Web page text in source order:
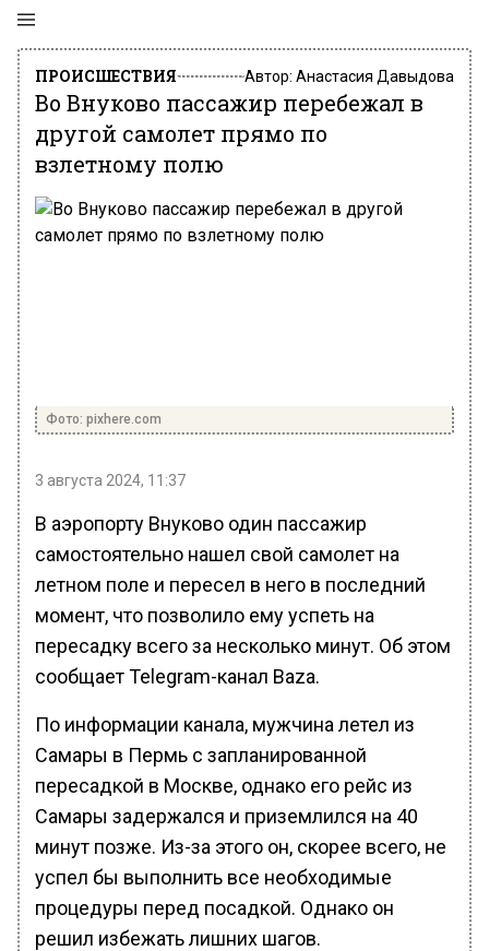
ПРОИСШЕСТВИЯ Автор: Анастасия Давыдова
Во Внуково пассажир перебежал в
другой самолет прямо по
взлетному полю
Фото: pixhere.com
3 августа 2024, 11:37
В аэропорту Внуково один пассажир
самостоятельно нашел свой самолет на
летном поле и пересел в него в последний
момент, что позволило ему успеть на
пересадку всего за несколько минут. Об этом
сообщает Telegram-канал Baza.
По информации канала, мужчина летел из
Самары в Пермь с запланированной
пересадкой в Москве, однако его рейс из
Самары задержался и приземлился на 40
минут позже. Из-за этого он, скорее всего, не
успел бы выполнить все необходимые
процедуры перед посадкой. Однако он
решил избежать лишних шагов.